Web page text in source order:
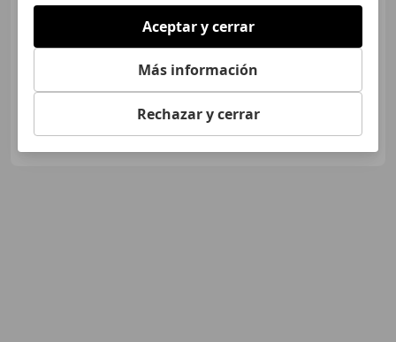
Sincomparación
01/2008 300.000 km Diésel 200 kW (272 CV)
Aceptar y cerrar
Más información
Rechazar y cerrar